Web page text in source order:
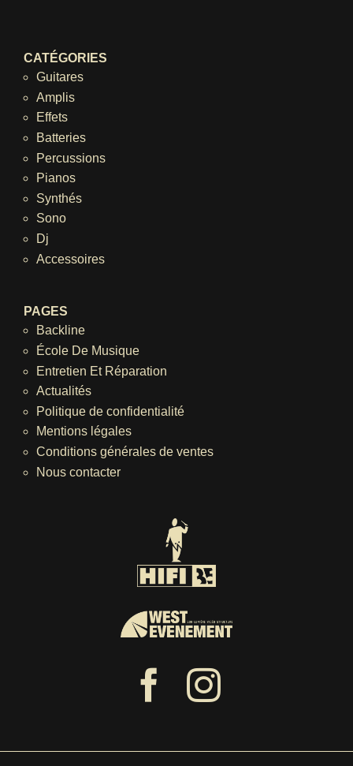
CATÉGORIES
Guitares
Amplis
Effets
Batteries
Percussions
Pianos
Synthés
Sono
Dj
Accessoires
PAGES
Backline
École De Musique
Entretien Et Réparation
Actualités
Politique de confidentialité
Mentions légales
Conditions générales de ventes
Nous contacter